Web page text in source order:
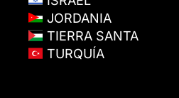
JORDANIA
TIERRA SANTA
TURQUÍA